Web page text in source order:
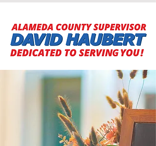
姿活動的中秋嘉年華。在綠意盎然的幽靜山谷
家將教您如何將東方節慶美食與西方葡萄酒完
美搭配，月餅達人將贈送本地新鮮製作的應景
美味月餅，此外，您還可以參加由酒莊主人親
自帶領的歷史豪宅導覽、逛逛販售具創意又實
頭戲––由成軍多年功力深厚的本地樂團
ideaband聯合眾知名歌手呈現熱力四射的現
場演唱會。這個不容錯過的活動由KTSF「灣
區走走」主持人鄭家瑜主持，是今年舊金山灣
區最獨特、最歡慶、也最別出心裁的活動之